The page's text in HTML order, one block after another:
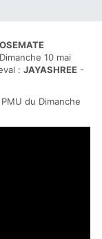
10 mai
: JAYASHREE -
du Dimanche